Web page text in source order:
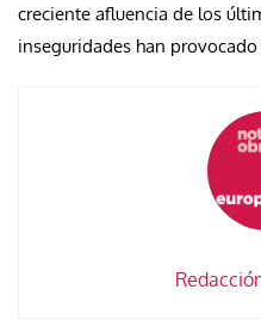
creciente afluencia de los
inseguridades han